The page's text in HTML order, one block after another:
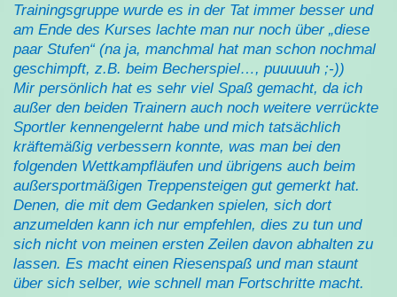
Trainingsgruppe wurde es in der Tat immer besser und
am Ende des Kurses lachte man nur noch über „diese
paar Stufen“ (na ja, manchmal hat man schon nochmal
geschimpft, z.B. beim Becherspiel…, puuuuuh ;-))
Mir persönlich hat es sehr viel Spaß gemacht, da ich
außer den beiden Trainern auch noch weitere verrückte
Sportler kennengelernt habe und mich tatsächlich
kräftemäßig verbessern konnte, was man bei den
folgenden Wettkampfläufen und übrigens auch beim
außersportmäßigen Treppensteigen gut gemerkt hat.
Denen, die mit dem Gedanken spielen, sich dort
anzumelden kann ich nur empfehlen, dies zu tun und
sich nicht von meinen ersten Zeilen davon abhalten zu
lassen. Es macht einen Riesenspaß und man staunt
über sich selber, wie schnell man Fortschritte macht.